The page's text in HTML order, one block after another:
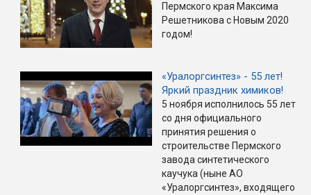
Пермского края Максима
Решетникова с Новым 2020
годом!
«Уралоргсинтез» - 55 лет!
Яркий праздник химиков!
5 ноября исполнилось 55 лет
со дня официального
принятия решения о
строительстве Пермского
завода синтетического
каучука (ныне АО
«Уралоргсинтез», входящего